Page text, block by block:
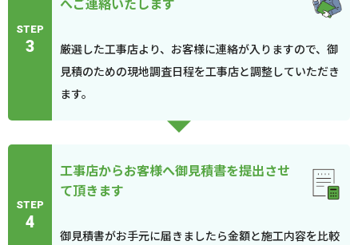
STEP
3
厳選した工事店より、お客様に連絡が入りますので、御
見積のための現地調査日程を工事店と調整していただき
ます。
STEP
4
工事店からお客様へ御見積書を提出させ
て頂きます
御見積書がお手元に届きましたら金額と施工内容を比較